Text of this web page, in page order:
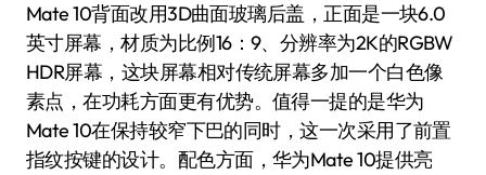
Mate 10背面改用3D曲面玻璃后盖，正面是一块6.0
英寸屏幕，材质为比例16：9、分辨率为2K的RGBW
HDR屏幕，这块屏幕相对传统屏幕多加一个白色像
素点，在功耗方面更有优势。值得一提的是华为
Mate 10在保持较窄下巴的同时，这一次采用了前置
指纹按键的设计。配色方面，华为Mate 10提供亮